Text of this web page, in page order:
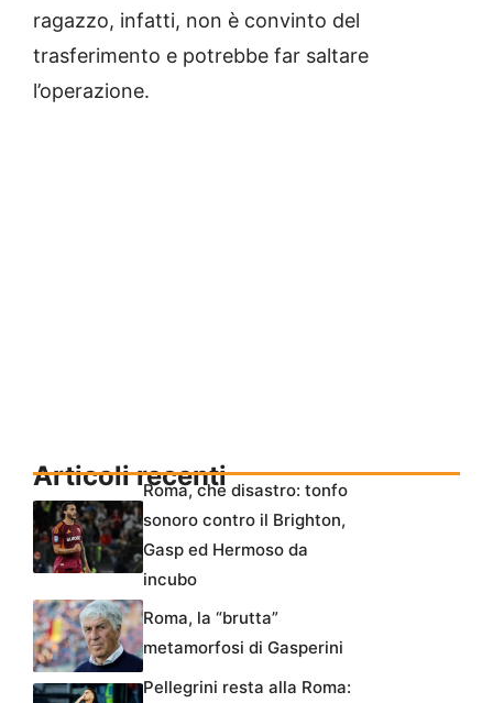
ragazzo, infatti, non è convinto del
trasferimento e potrebbe far saltare
l’operazione.
Articoli recentiRoma, che disastro: tonfo
sonoro contro il Brighton,
Gasp ed Hermoso da
incubo
Roma, la “brutta”
metamorfosi di Gasperini
Pellegrini resta alla Roma: